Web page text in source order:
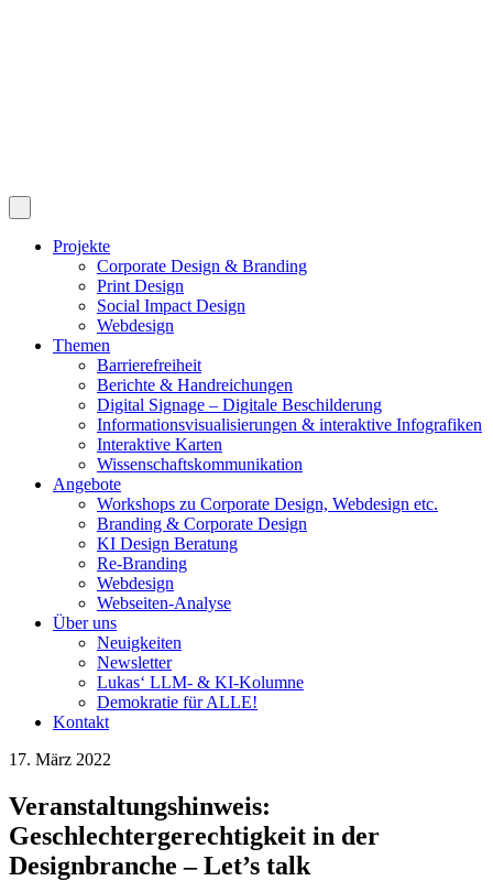
Projekte
Corporate Design & Branding
Print Design
Social Impact Design
Webdesign
Themen
Barrierefreiheit
Berichte & Handreichungen
Digital Signage – Digitale Beschilderung
Informationsvisualisierungen & interaktive Infografiken
Interaktive Karten
Wissenschaftskommunikation
Angebote
Workshops zu Corporate Design, Webdesign etc.
Branding & Corporate Design
KI Design Beratung
Re-Branding
Webdesign
Webseiten-Analyse
Über uns
Neuigkeiten
Newsletter
Lukas‘ LLM- & KI-Kolumne
Demokratie für ALLE!
Kontakt
17. März 2022
Veranstaltungshinweis:
Geschlechtergerechtigkeit in der
Designbranche – Let’s talk